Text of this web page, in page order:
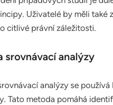
Uživatelé by měli také
citlivé právní záležitosti.
srovnávací analýzy
analýzy se
Tato metoda pomáhá